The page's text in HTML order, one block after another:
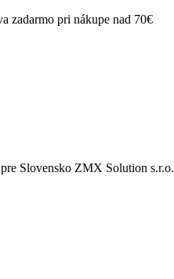
zadarmo pri nákupe nad 70€
Slovensko ZMX Solution s.r.o.